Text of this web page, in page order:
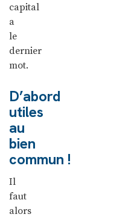
capital
a
le
dernier
mot.
D’abord
utiles
au
bien
commun !
Il
faut
alors